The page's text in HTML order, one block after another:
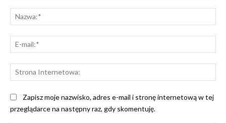
Zapisz moje nazwisko, adres e-mail i stronę internetową w tej
przeglądarce na następny raz, gdy skomentuję.